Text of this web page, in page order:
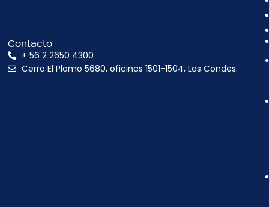
Contacto
+ 56 2 2650 4300
Cerro El Plomo 5680, oficinas 1501-1504, Las Condes.